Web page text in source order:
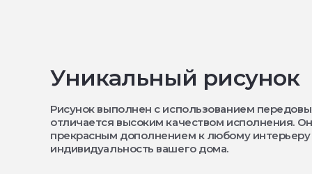
Уникальный рисунок
Рисунок выполнен с использованием
отличается высоким качеством исполнения.
прекрасным дополнением к любому
индивидуальность вашего дома.